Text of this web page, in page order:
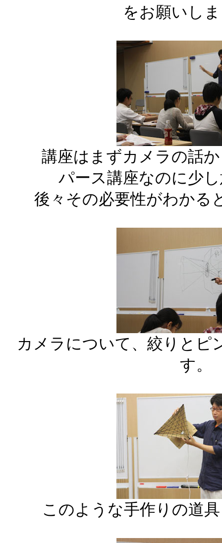
をお願いし
講座はまずカメラの話
パース講座なのに少
後々その必要性がわかる
カメラについて、絞りとピ
す。
このような手作りの道